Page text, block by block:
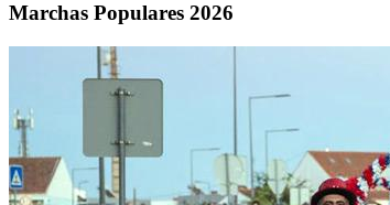
Marchas Populares 2026